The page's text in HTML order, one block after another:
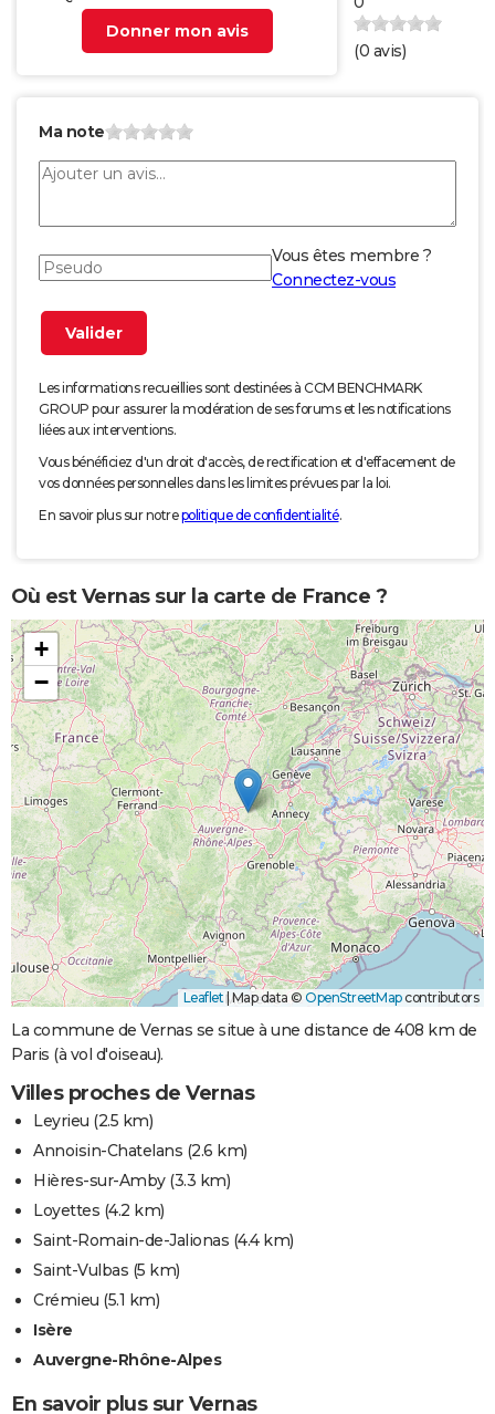
Donner mon avis
(0 avis)
Ma note
Vous êtes membre ?
Connectez-vous
Les informations recueillies sont destinées à CCM BENCHMARK
GROUP pour assurer la modération de ses forums et les notifications
liées aux interventions.
Vous bénéficiez d'un droit d'accès, de rectification et d'effacement de
vos données personnelles dans les limites prévues par la loi.
En savoir plus sur notrepolitique de confidentialité.
Où est Vernas sur la carte de France ?
+
−
Leaflet|Map data © OpenStreetMapcontributors
La commune de Vernas se situe à une distance de 408 km de
Paris (à vol d'oiseau).
Villes proches de Vernas
Leyrieu (2.5 km)
Annoisin-Chatelans (2.6 km)
Hières-sur-Amby(3.3 km)
Loyettes (4.2 km)
Saint-Romain-de-Jalionas (4.4 km)
Saint-Vulbas (5 km)
Crémieu (5.1 km)
Isère
Auvergne-Rhône-Alpes
En savoir plus sur Vernas